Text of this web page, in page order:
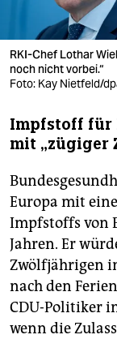
veranstaltungen
shop
fragen & hilfe
unterstützen
abo
genossenschaft
epaper login
RKI-Chef Lothar
noch nicht vorbei.“
Foto: Kay Nietfeld/
Impfstoff für
mit „zügiger
Europa mit
Impfstoffs von
Jahren. Er
Zwölfjährigen
nach den
CDU-Politiker
wenn die